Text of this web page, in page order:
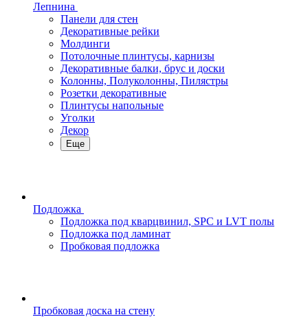
Лепнина
Панели для стен
Декоративные рейки
Молдинги
Потолочные плинтусы, карнизы
Декоративные балки, брус и доски
Колонны, Полуколонны, Пилястры
Розетки декоративные
Плинтусы напольные
Уголки
Декор
Еще
Подложка
Подложка под кварцвинил, SPC и LVT полы
Подложка под ламинат
Пробковая подложка
Пробковая доска на стену